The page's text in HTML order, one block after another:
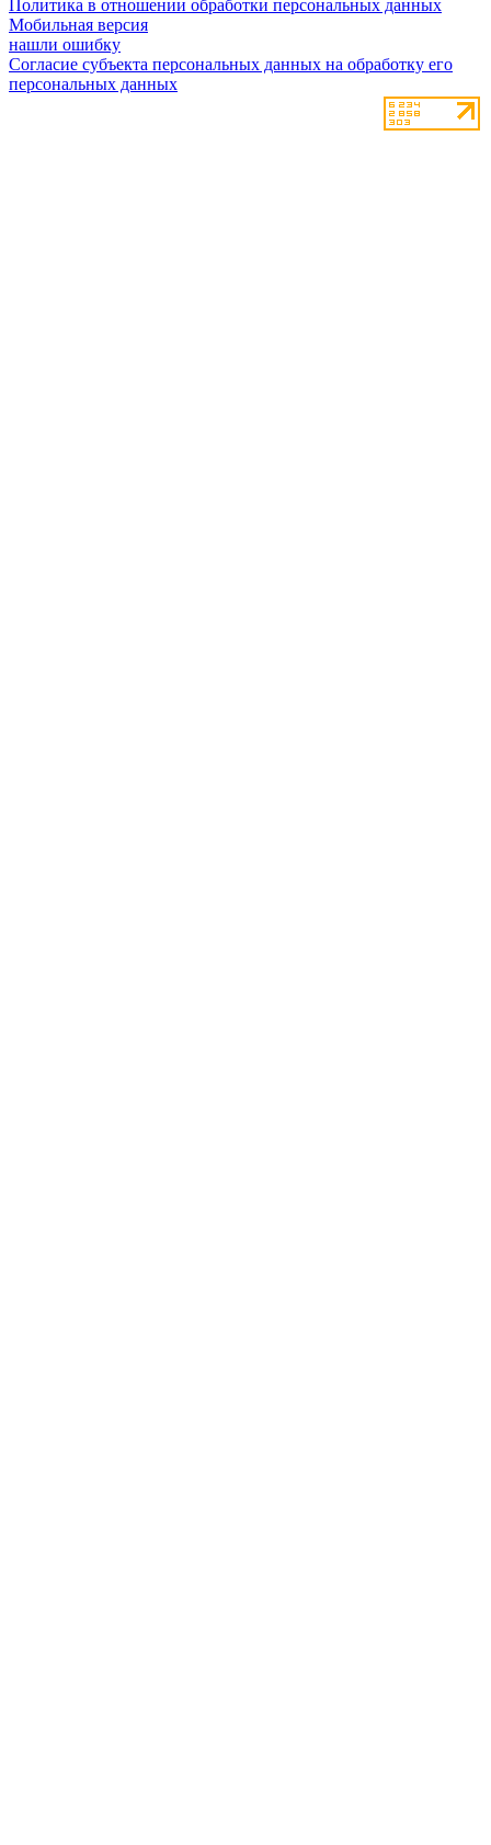
Политика в отношении обработки персональных данных
Мобильная версия
нашли ошибку
Согласие субъекта персональных данных на обработку его
персональных данных